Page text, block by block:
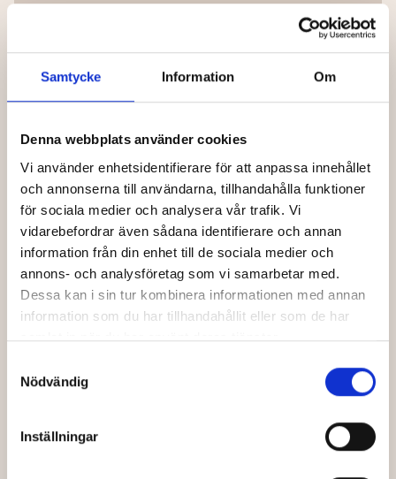
Samtycke Information Om
Denna webbplats använder cookies
Vi använder enhetsidentifierare för att anpassa innehållet
och annonserna till användarna, tillhandahålla funktioner
för sociala medier och analysera vår trafik. Vi
vidarebefordrar även sådana identifierare och annan
information från din enhet till de sociala medier och
annons- och analysföretag som vi samarbetar med.
Dessa kan i sin tur kombinera informationen med annan
information som du har tillhandahållit eller som de har
samlat in när du har använt deras tjänster.
Nödvändig
Inställningar
SPRÅK Engelska
LÄNGD 136MIN
VISA ALLA DETALJER
KÖP BILJETTER
SÖN 30 AUG
Salong 1 Frukostbio